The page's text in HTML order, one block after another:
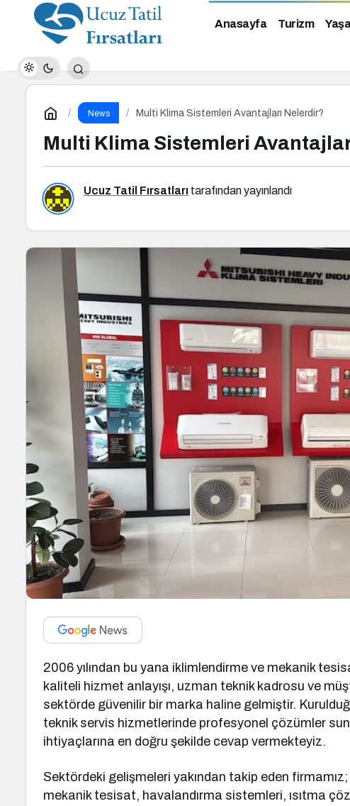
Anasayfa Turizm
News Multi Klima Sistemleri Avantajları Nelerdir?
Multi Klima Sistemleri
Ucuz Tatil Fırsatları tarafından yayınlandı
2006 yılından bu yana iklimlendirme ve mekanik
kaliteli hizmet anlayışı, uzman teknik kadrosu ve
sektörde güvenilir bir marka haline gelmiştir.
teknik servis hizmetlerinde profesyonel çözümler
ihtiyaçlarına en doğru şekilde cevap vermekteyiz.
Sektördeki gelişmeleri yakından takip eden firmamız;
mekanik tesisat, havalandırma sistemleri, ısıtma